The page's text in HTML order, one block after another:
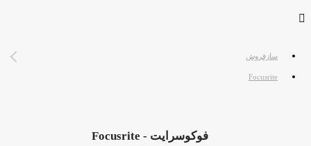
سازفروش
Focusrite
فوکوسرایت - Focusrite